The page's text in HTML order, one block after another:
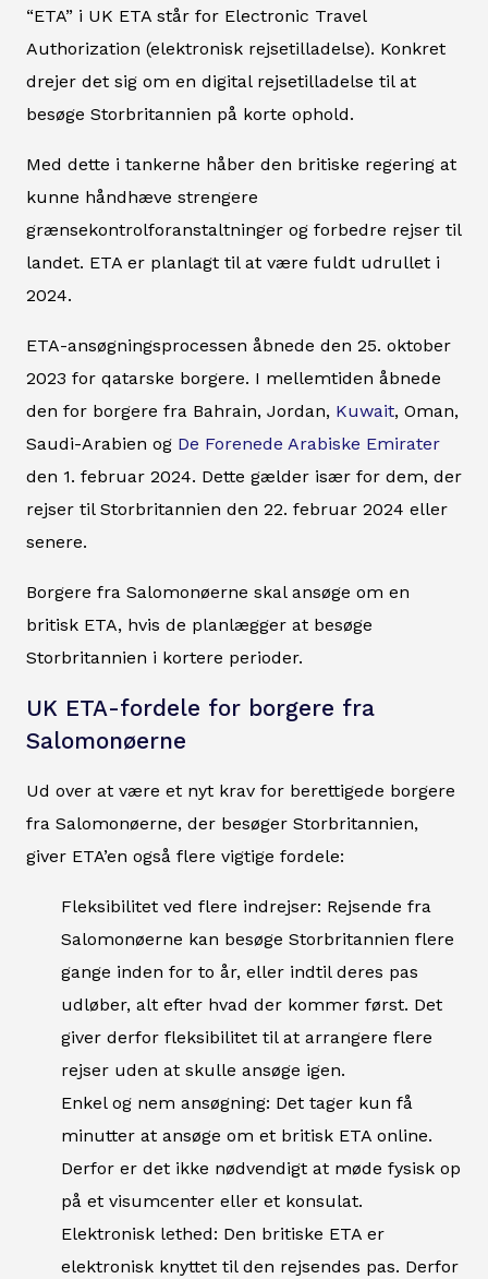
“ETA” i UK ETA står for Electronic Travel
Authorization (elektronisk rejsetilladelse). Konkret
drejer det sig om en digital rejsetilladelse til at
besøge Storbritannien på korte ophold.
Med dette i tankerne håber den britiske regering at
kunne håndhæve strengere
grænsekontrolforanstaltninger og forbedre rejser til
landet. ETA er planlagt til at være fuldt udrullet i
2024.
ETA-ansøgningsprocessen åbnede den 25. oktober
2023 for qatarske borgere. I mellemtiden åbnede
den for borgere fra Bahrain, Jordan, Kuwait, Oman,
Saudi-Arabien og De Forenede Arabiske Emirater
den 1. februar 2024. Dette gælder især for dem, der
rejser til Storbritannien den 22. februar 2024 eller
senere.
Borgere fra Salomonøerne skal ansøge om en
britisk ETA, hvis de planlægger at besøge
Storbritannien i kortere perioder.
UK ETA-fordele for borgere fra
Salomonøerne
Ud over at være et nyt krav for berettigede borgere
fra Salomonøerne, der besøger Storbritannien,
giver ETA’en også flere vigtige fordele:
Fleksibilitet ved flere indrejser: Rejsende fra
Salomonøerne kan besøge Storbritannien flere
gange inden for to år, eller indtil deres pas
udløber, alt efter hvad der kommer først. Det
giver derfor fleksibilitet til at arrangere flere
rejser uden at skulle ansøge igen.
Enkel og nem ansøgning: Det tager kun få
minutter at ansøge om et britisk ETA online.
Derfor er det ikke nødvendigt at møde fysisk op
på et visumcenter eller et konsulat.
Elektronisk lethed: Den britiske ETA er
elektronisk knyttet til den rejsendes pas. Derfor